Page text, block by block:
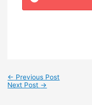
← Previous Post
Next Post →